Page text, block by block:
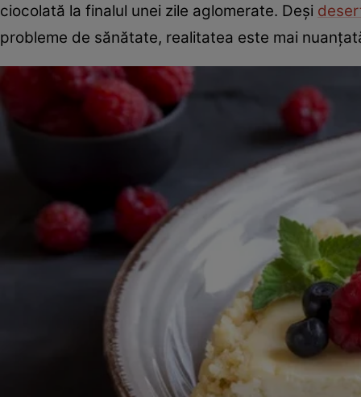
ciocolată la finalul unei zile aglomerate. Deși
probleme de sănătate, realitatea este mai